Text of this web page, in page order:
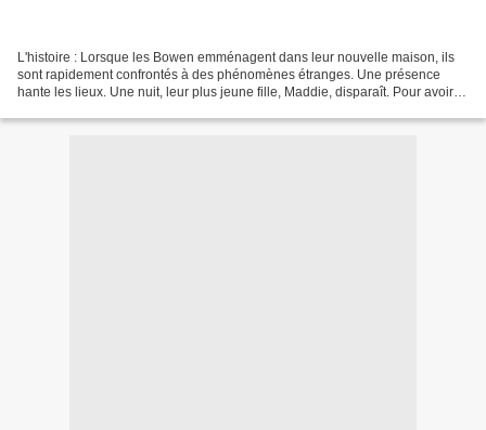
L'histoire : Lorsque les Bowen emménagent dans leur nouvelle maison, ils
sont rapidement confrontés à des phénomènes étranges. Une présence
hante les lieux. Une nuit, leur plus jeune fille, Maddie, disparaît. Pour avoir